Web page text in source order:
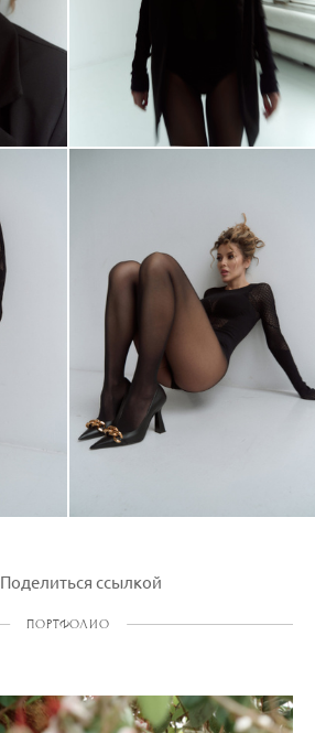
Поделиться ссылкой
ПОРТФОЛИО